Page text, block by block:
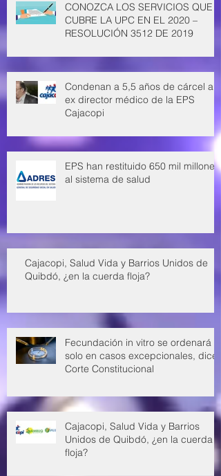
CONOZCA LOS SERVICIOS QUE
CUBRE LA UPC EN EL 2020 –
RESOLUCIÓN 3512 DE 2019
Condenan a 5,5 años de cárcel a
ex director médico de la EPS
Cajacopi
EPS han restituido 650 mil millones
al sistema de salud
Cajacopi, Salud Vida y Barrios Unidos de
Quibdó, ¿en la cuerda floja?
Fecundación in vitro se ordenará
solo en casos excepcionales, dice
Corte Constitucional
Cajacopi, Salud Vida y Barrios
Unidos de Quibdó, ¿en la cuerda
floja?